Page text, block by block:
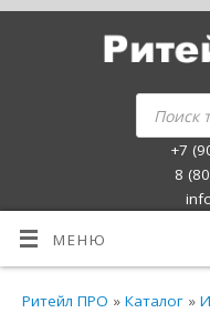
+7
8
МЕНЮ
Ритейл ПРО »Каталог »